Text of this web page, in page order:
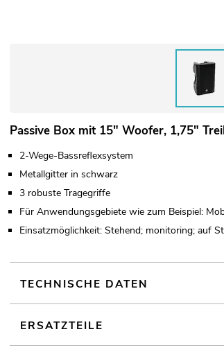
Passive Box mit 15" Woofer, 1,75"
2-Wege-Bassreflexsystem
Metallgitter in schwarz
3 robuste Tragegriffe
Für Anwendungsgebiete wie zum Beispiel:
Einsatzmöglichkeit: Stehend; monitoring; auf
TECHNISCHE DATEN
ERSATZTEILE